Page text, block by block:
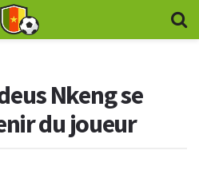
Nkeng se
du joueur